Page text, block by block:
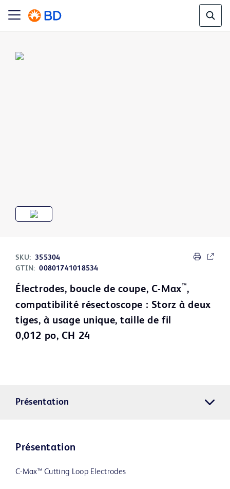
SKU: 355304
GTIN: 00801741018534
Électrodes, boucle de coupe, C-Max™,
compatibilité résectoscope : Storz à deux
tiges, à usage unique, taille de fil
0,012 po, CH 24
Présentation
Présentation
C-Max™ Cutting Loop Electrodes